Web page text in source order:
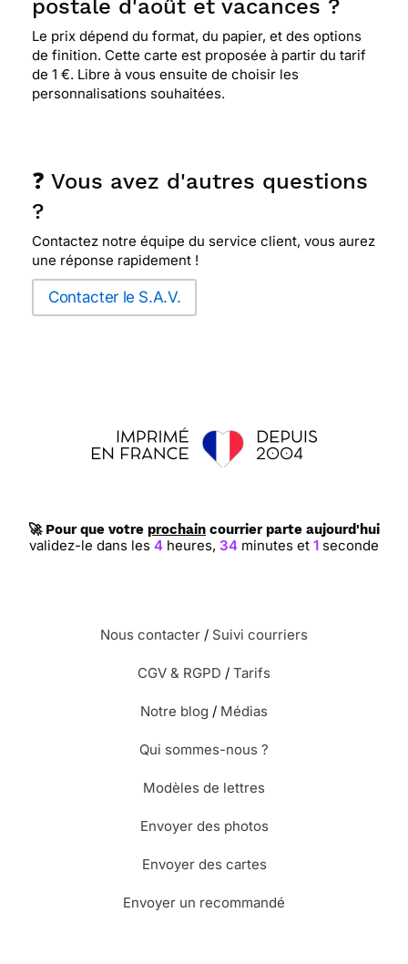
postale d'août et vacances ?
Le prix dépend du format, du papier, et des options
de finition. Cette carte est proposée à partir du tarif
de 1 €. Libre à vous ensuite de choisir les
personnalisations souhaitées.
❓ Vous avez d'autres questions
?
Contactez notre équipe du service client, vous aurez
une réponse rapidement !
Contacter le S.A.V.
🚀 Pour que votre prochain courrier parte aujourd'hui
validez-le dans les 4 heures, 34 minutes et 1 seconde
Nous contacter / Suivi courriers
CGV & RGPD / Tarifs
Notre blog / Médias
Qui sommes-nous ?
Modèles de lettres
Envoyer des photos
Envoyer des cartes
Envoyer un recommandé